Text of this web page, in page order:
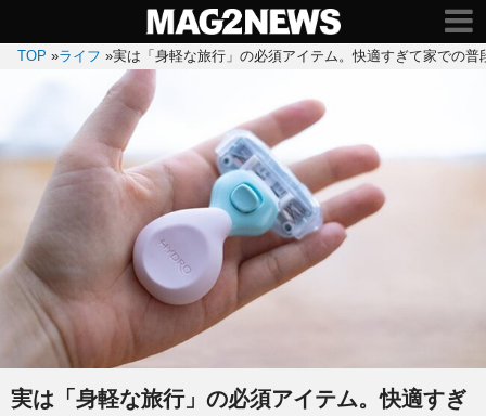
TOP »ライフ »実は「身軽な旅行」の必須アイテム。快適すぎて家での普
実は「身軽な旅行」の必須アイテム。快適すぎ